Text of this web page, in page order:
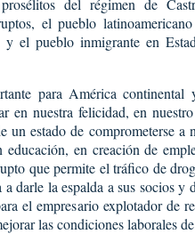
del régimen de
el pueblo
el pueblo inmigrante en
para América continental
en nuestra felicidad, en
un estado de comprometerse a
educación, en creación de
que permite el tráfico de
darle la espalda a sus socios y
el empresario explotador de
las condiciones laborales